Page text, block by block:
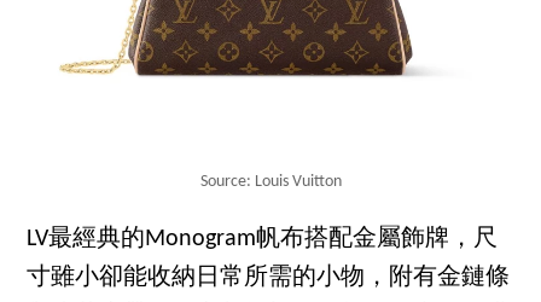
Source: Louis Vuitton
LV最經典的Monogram帆布搭配金屬飾牌，尺
寸雖小卻能收納日常所需的小物，附有金鏈條